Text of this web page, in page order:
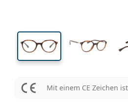
Mit einem CE Zeichen